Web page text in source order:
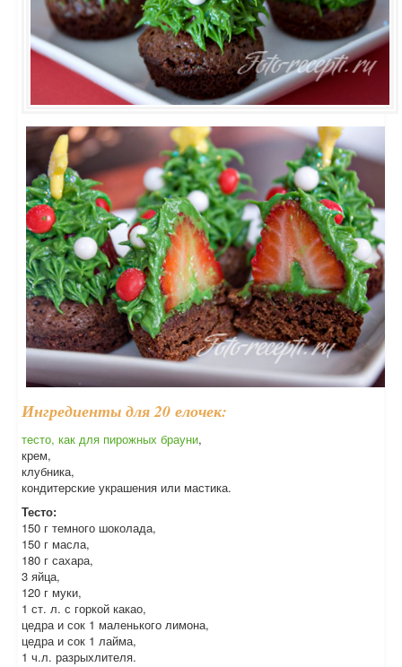
Ингредиенты для 20 елочек:
тесто, как для пирожных брауни,
крем,
клубника,
кондитерские украшения или мастика.
Тесто:
150 г темного шоколада,
150 г масла,
180 г сахара,
3 яйца,
120 г муки,
1 ст. л. с горкой какао,
цедра и сок 1 маленького лимона,
цедра и сок 1 лайма,
1 ч.л. разрыхлителя.